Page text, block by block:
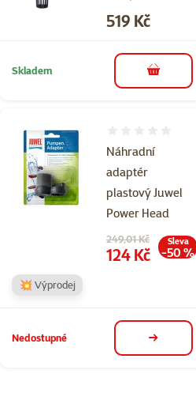
Cena
519 Kč
Skladem do košíku
Náhradní
adaptér
plastový Juwel
Power Head
Původní cena
249,01 Kč
Cena
124 Kč
Sleva
-50 %
💥 Výprodej
Nedostupné detail